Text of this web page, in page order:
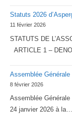
Statuts 2026
11 février 2026
STATUTS DE
ARTICLE 1 –
Assemblée Générale
8 février 2026
Assemblée Générale
24 janvier 2026 à la…